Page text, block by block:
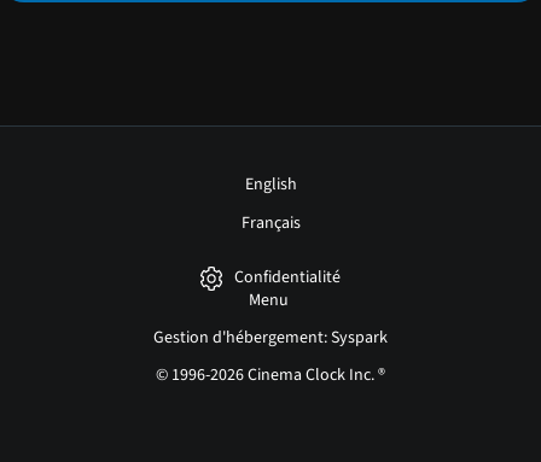
English
Français
Confidentialité
Menu
Gestion d'hébergement: Syspark
© 1996-2026 Cinema Clock Inc. ®